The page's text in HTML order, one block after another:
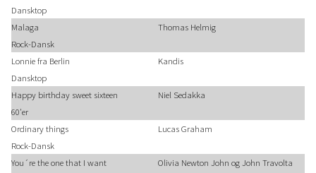
Dansktop
Malaga
Thomas Helmig
Rock-Dansk
Lonnie fra Berlin
Kandis
Dansktop
Happy birthday sweet sixteen
Niel Sedakka
60'er
Ordinary things
Lucas Graham
Rock-Dansk
You´re the one that I want
Olivia Newton John og John Travolta